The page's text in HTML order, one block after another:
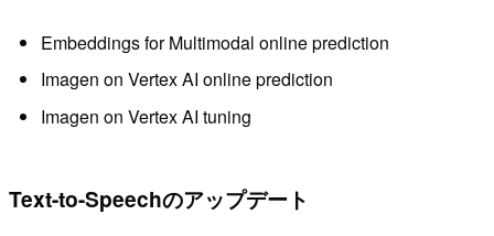
Embeddings for Multimodal online prediction
Imagen on Vertex AI online prediction
Imagen on Vertex AI tuning
Text-to-Speechのアップデート